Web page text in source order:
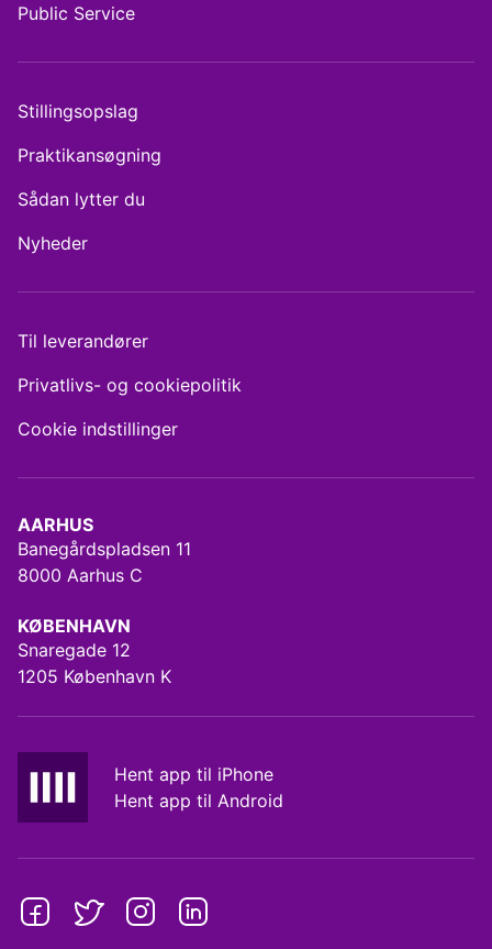
AARHUS
Banegårdspladsen 11
8000 Aarhus C
KØBENHAVN
Snaregade 12
1205 København K
Hent app til iPhone
Hent app til Android
Public Service
Stillingsopslag
Praktikansøgning
Sådan lytter du
Nyheder
Til leverandører
Privatlivs- og cookiepolitik
Cookie indstillinger